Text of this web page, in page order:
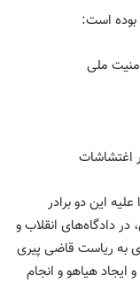
بوده ‌است:
علیه این دو برادر
دادگاه‌های انقلاب و
به ریاست قاضی پیری
ایجاد هیاهو و انجام